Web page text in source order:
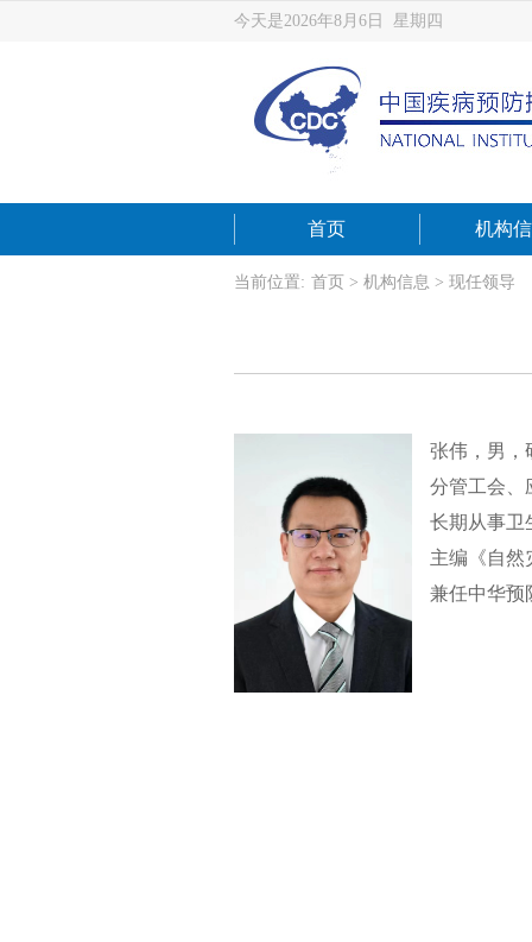
今天是2026年8月6日 星期四
首页 机构
当前位置: 首页 > 机构信息 > 现任领导
张伟，男，
分管工会、
长期从事卫
主编《自然
兼任中华预